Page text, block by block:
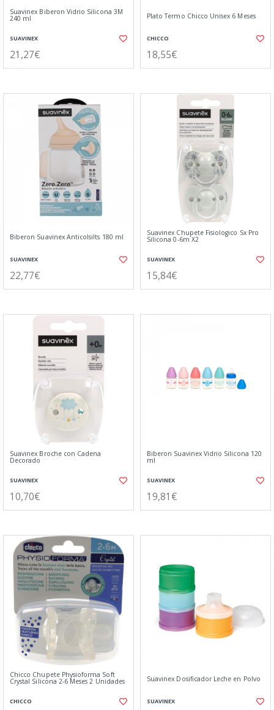
Suavinex Biberon Vidrio Silicona 3M
240 ml
SUAVINEX
21,27€
Plato Termo Chicco Unisex 6 Meses
CHICCO
18,55€
Biberon Suavinex Anticolsilts 180 ml
SUAVINEX
22,77€
Suavinex Chupete Fisiologico Sx Pro
Silicona 0-6m X2
SUAVINEX
15,84€
Suavinex Broche con Cadena
Decorado
SUAVINEX
10,70€
Biberon Suavinex Vidrio Silicona 120
ml
SUAVINEX
19,81€
Chicco Chupete Physioforma Soft
Crystal Silicona 2-6 Meses 2 Unidades
CHICCO
Suavinex Dosificador Leche en Polvo
SUAVINEX